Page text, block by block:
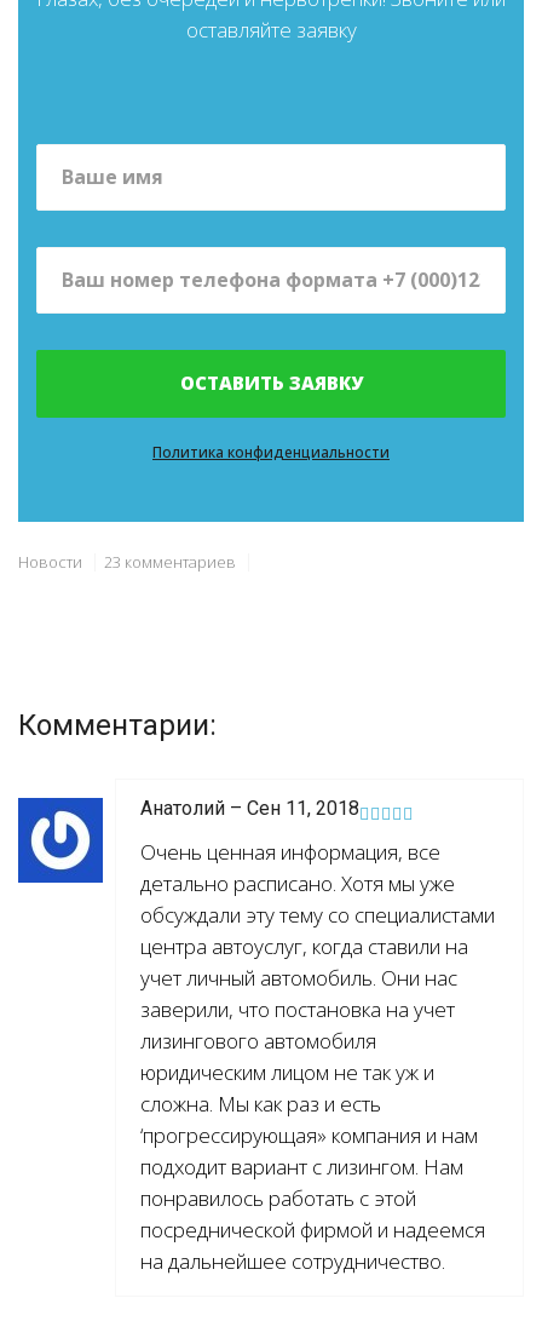
оставляйте заявку
ОСТАВИТЬ ЗАЯВКУ
Политика конфиденциальности
Новости 23 комментариев
Комментарии:
Анатолий – Сен 11, 2018
Очень ценная информация, все
детально расписано. Хотя мы уже
обсуждали эту тему со специалистами
центра автоуслуг, когда ставили на
учет личный автомобиль. Они нас
заверили, что постановка на учет
лизингового автомобиля
юридическим лицом не так уж и
сложна. Мы как раз и есть
‘прогрессирующая» компания и нам
подходит вариант с лизингом. Нам
понравилось работать с этой
посреднической фирмой и надеемся
на дальнейшее сотрудничество.